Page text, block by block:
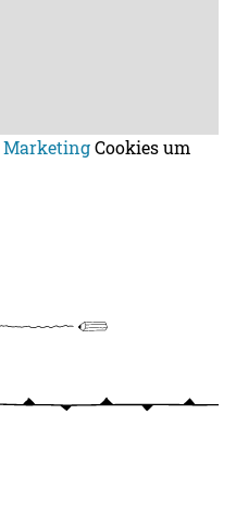
Cookies um